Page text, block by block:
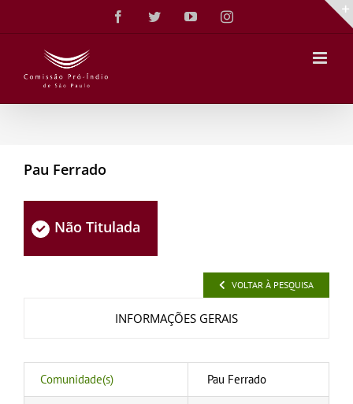
conteúdo
FacebookTwitterYouTubeInstagram
Pau Ferrado
Não Titulada
VOLTAR À PESQUISA
INFORMAÇÕES GERAIS
Comunidade(s) Pau Ferrado